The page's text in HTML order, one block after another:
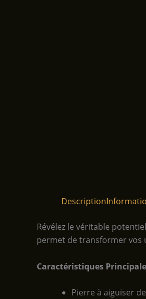
Description
Révélez le véritable
permet de transformer vos
Caractéristiques
Pierre à aiguiser